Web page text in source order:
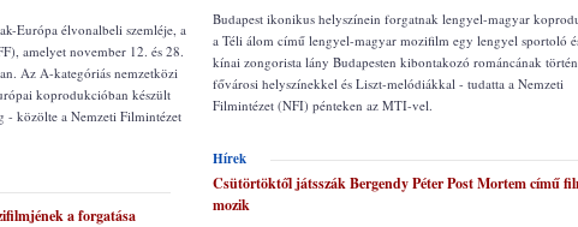
Európa élvonalbeli szemléje, a
amelyet november 12. és 28.
Az A-kategóriás nemzetközi
koprodukcióban készült
- közölte a Nemzeti Filmintézet
a forgatása
Budapest ikonikus helyszínein forgatnak lengyel-magyar
a Téli álom című lengyel-magyar mozifilm egy lengyel sportoló
kínai zongorista lány Budapesten kibontakozó románcának
fővárosi helyszínekkel és Liszt-melódiákkal - tudatta a Nemzeti
Filmintézet (NFI) pénteken az MTI-vel.
Hírek
Csütörtöktől játsszák Bergendy Péter Post Mortem című
mozik